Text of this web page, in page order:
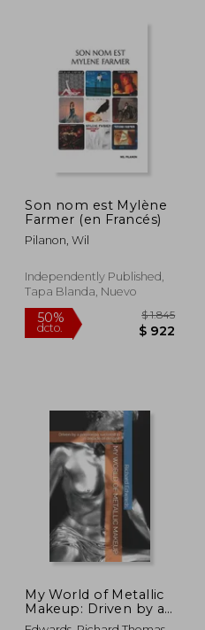
dcto.
50%
dcto.
Son nom est Mylène
Farmer (en Francés)
Pilanon, Wil
Independently Published,
Tapa Blanda, Nuevo
My World of Metallic
Makeup: Driven by a
passion to succeed in